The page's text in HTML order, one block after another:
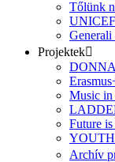
Tőlünk
Projektek
DONNA
Music in
Future is
Archív